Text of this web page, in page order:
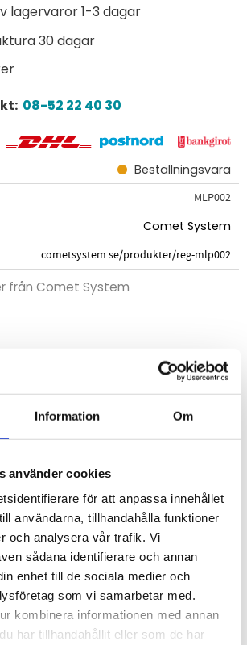
Information Om
använder cookies
för att anpassa innehållet
användarna, tillhandahålla funktioner
och analysera vår trafik. Vi
sådana identifierare och annan
enhet till de sociala medier och
som vi samarbetar med.
kombinera informationen med annan
har tillhandahållit eller som de har
lagervaror 1-3 dagar
30 dagar
08-52 22 40 30
Beställningsvara
MLP002
Comet System
cometsystem.se/produkter/reg-mlp002
från Comet System
hänglås för fast montering av
Multilogger från Comet System.
OM PRODUKTEN